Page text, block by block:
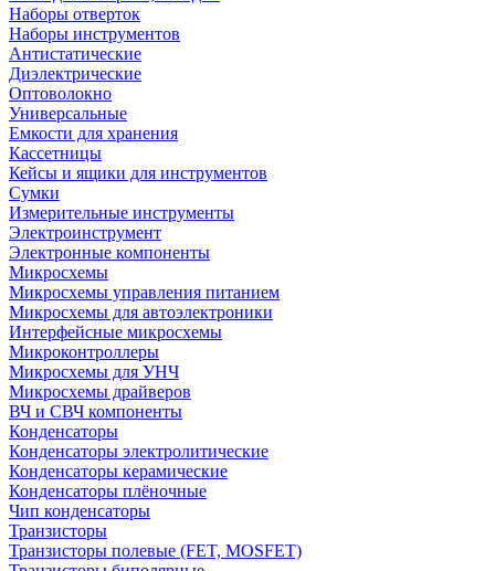
Наборы отверток
Наборы инструментов
Антистатические
Диэлектрические
Оптоволокно
Универсальные
Емкости для хранения
Кассетницы
Кейсы и ящики для инструментов
Сумки
Измерительные инструменты
Электроинструмент
Электронные компоненты
Микросхемы
Микросхемы управления питанием
Микросхемы для автоэлектроники
Интерфейсные микросхемы
Микроконтроллеры
Микросхемы для УНЧ
Микросхемы драйверов
ВЧ и СВЧ компоненты
Конденсаторы
Конденсаторы электролитические
Конденсаторы керамические
Конденсаторы плёночные
Чип конденсаторы
Транзисторы
Транзисторы полевые (FET, MOSFET)